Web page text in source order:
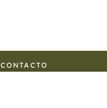
CONTACTO